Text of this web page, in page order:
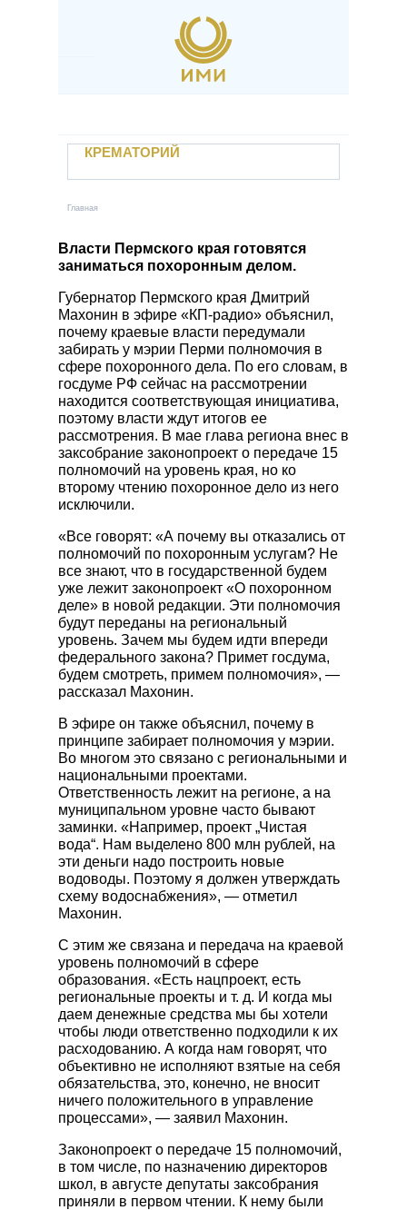
Отзывы
Контакты
Новости
Учебный центр
Вакансии
Электронный паспорт захоронения
Личный кабинет
Заказать услугу
Вы здесь
Главная
КРЕМАТОРИЙ
Кремация
Залы прощания
Поминальные трапезные
Автотранспорт предприятия
Уход за местами захоронений
Прижизненный договор
КАТАЛОГ РИТУАЛЬНЫХ
ПРИНАДЛЕЖНОСТЕЙ
Гробы
Памятники
Швейная продукция
Другие ритуальные принадлежности
Металлоизделия
Власти Пермского края готовятся
заниматься похоронным делом.
Губернатор Пермского края Дмитрий
Махонин в эфире «КП-радио» объяснил,
почему краевые власти передумали
забирать у мэрии Перми полномочия в
сфере похоронного дела. По его словам, в
госдуме РФ сейчас на рассмотрении
находится соответствующая инициатива,
поэтому власти ждут итогов ее
рассмотрения. В мае глава региона внес в
заксобрание законопроект о передаче 15
полномочий на уровень края, но ко
второму чтению похоронное дело из него
исключили.
«Все говорят: «А почему вы отказались от
полномочий по похоронным услугам? Не
все знают, что в государственной будем
уже лежит законопроект «О похоронном
деле» в новой редакции. Эти полномочия
будут переданы на региональный
уровень. Зачем мы будем идти впереди
федерального закона? Примет госдума,
будем смотреть, примем полномочия», —
рассказал Махонин.
В эфире он также объяснил, почему в
принципе забирает полномочия у мэрии.
Во многом это связано с региональными и
национальными проектами.
Ответственность лежит на регионе, а на
муниципальном уровне часто бывают
заминки. «Например, проект „Чистая
вода“. Нам выделено 800 млн рублей, на
эти деньги надо построить новые
водоводы. Поэтому я должен утверждать
схему водоснабжения», — отметил
Махонин.
С этим же связана и передача на краевой
уровень полномочий в сфере
образования. «Есть нацпроект, есть
региональные проекты и т. д. И когда мы
даем денежные средства мы бы хотели
чтобы люди ответственно подходили к их
расходованию. А когда нам говорят, что
объективно не исполняют взятые на себя
обязательства, это, конечно, не вносит
ничего положительного в управление
процессами», — заявил Махонин.
Законопроект о передаче 15 полномочий,
в том числе, по назначению директоров
школ, в августе депутаты заксобрания
приняли в первом чтении. К нему были